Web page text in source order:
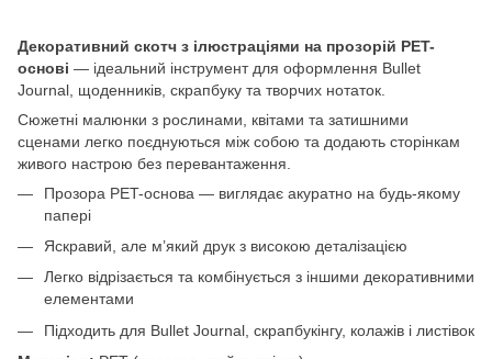
Декоративний скотч з ілюстраціями на прозорій PET-
основі — ідеальний інструмент для оформлення Bullet
Journal, щоденників, скрапбуку та творчих нотаток.
Сюжетні малюнки з рослинами, квітами та затишними
сценами легко поєднуються між собою та додають сторінкам
живого настрою без перевантаження.
Прозора PET-основа — виглядає акуратно на будь-якому
папері
Яскравий, але м’який друк з високою деталізацією
Легко відрізається та комбінується з іншими декоративними
елементами
Підходить для Bullet Journal, скрапбукінгу, колажів і листівок